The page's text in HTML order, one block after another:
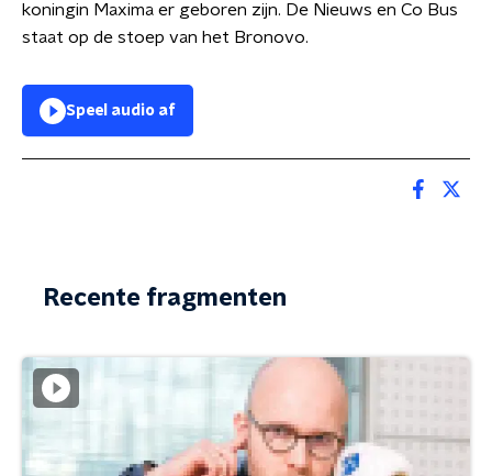
koningin Maxima er geboren zijn. De Nieuws en Co Bus
staat op de stoep van het Bronovo.
Speel audio af
Recente fragmenten